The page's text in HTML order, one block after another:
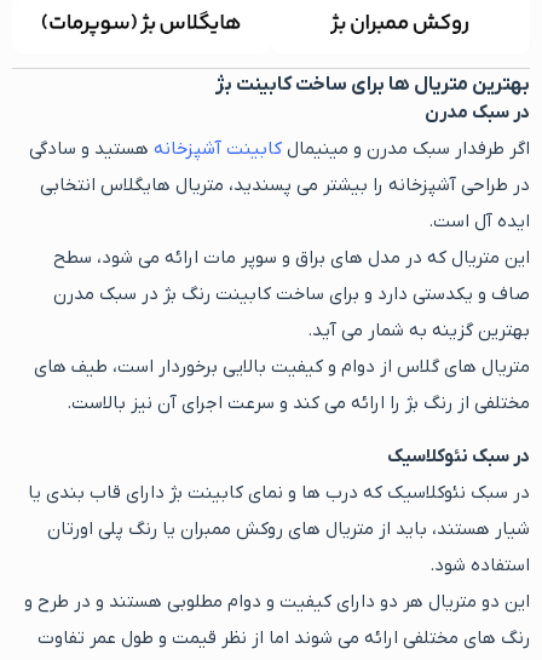
بهترین متریال ها برای ساخت کابینت بژ
در سبک مدرن
اگر طرفدار سبک مدرن و مینیمال کابینت آشپزخانه هستید و سادگی
در طراحی آشپزخانه را بیشتر می پسندید، متریال هایگلاس انتخابی
ایده آل است.
این متریال که در مدل های براق و سوپر مات ارائه می شود، سطح
صاف و یکدستی دارد و برای ساخت کابینت رنگ بژ در سبک مدرن
بهترین گزینه به شمار می آید.
متریال های گلاس از دوام و کیفیت بالایی برخوردار است، طیف های
مختلفی از رنگ بژ را ارائه می کند و سرعت اجرای آن نیز بالاست.
در سبک نئوکلاسیک
در سبک نئوکلاسیک که درب ها و نمای کابینت بژ دارای قاب بندی یا
شیار هستند، باید از متریال های روکش ممبران یا رنگ پلی اورتان
استفاده شود.
این دو متریال هر دو دارای کیفیت و دوام مطلوبی هستند و در طرح و
رنگ های مختلفی ارائه می شوند اما از نظر قیمت و طول عمر تفاوت